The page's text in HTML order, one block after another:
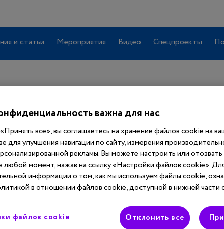
и статьи Мероприятия Видео Спецпроекты
практики
полный
важна для нас
все», вы соглашаетесь на хранение файлов cookie на
для улучшения навигации по сайту, измерения
рекламы. Вы можете настроить или отозвать
любой момент, нажав на ссылку «Настройки файлов cookie».
информации о том, как мы используем файлы cookie,
в отношении файлов cookie, доступной в нижней части
файлов cookie Отклонить все